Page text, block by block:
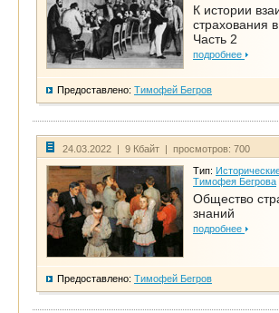
К истории
страхования
Часть 2
подробнее
Предоставлено: Тимофей Бегров
24.03.2022 | 9 Кбайт | просмотров: 700
Тип:
Тимофея Бегрова
Общество
знаний
подробнее
Предоставлено: Тимофей Бегров